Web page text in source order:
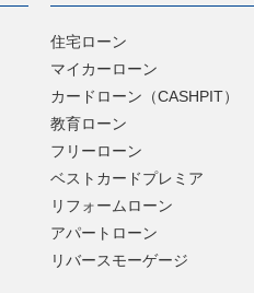
住宅ローン
マイカーローン
カードローン（CASHPIT）
教育ローン
フリーローン
ベストカードプレミア
リフォームローン
アパートローン
リバースモーゲージ